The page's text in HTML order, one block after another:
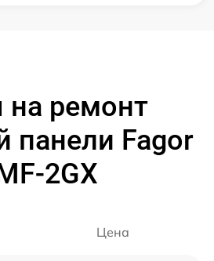
ремонт
панели Fagor
2GX
Цена